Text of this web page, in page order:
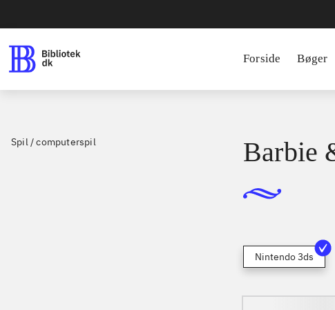
Forside Bøger
Spil / computerspil Barbie
Nintendo 3ds